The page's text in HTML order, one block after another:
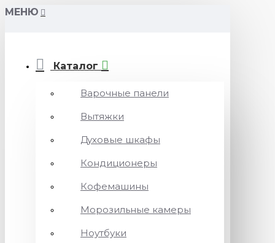
МЕНЮ
Каталог
Варочные панели
Вытяжки
Духовые шкафы
Кондиционеры
Кофемашины
Морозильные камеры
Ноутбуки